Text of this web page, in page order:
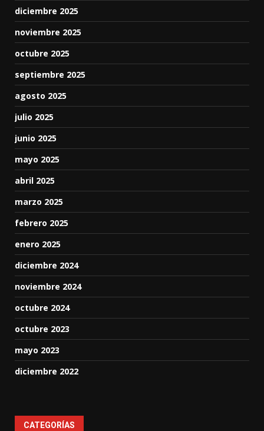
diciembre 2025
noviembre 2025
octubre 2025
septiembre 2025
agosto 2025
julio 2025
junio 2025
mayo 2025
abril 2025
marzo 2025
febrero 2025
enero 2025
diciembre 2024
noviembre 2024
octubre 2024
octubre 2023
mayo 2023
diciembre 2022
CATEGORÍAS